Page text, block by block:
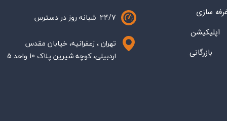
24/7 شبانه روز در دسترس
تهران ، زعفرانیه، خیابان مقدس
اردبیلی، کوچه شیرین پلاک 10 واحد 5
سازی
اپلیکیشن
بازرگانی